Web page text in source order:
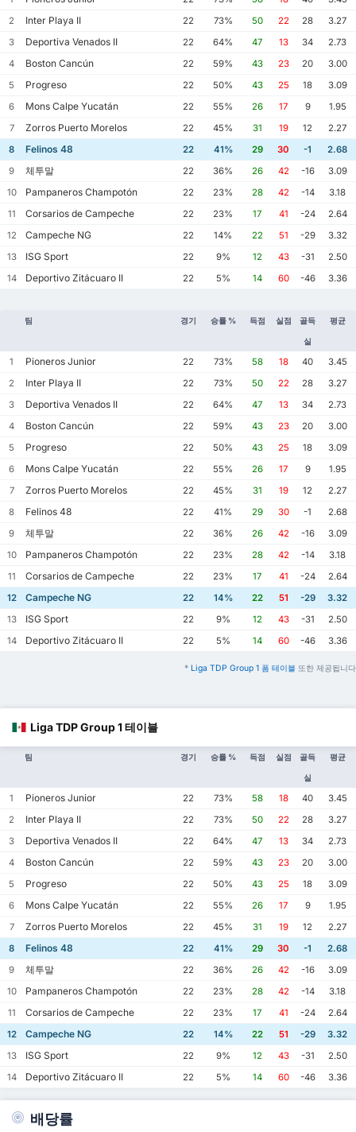
2
Inter Playa II 22 73% 50 22 28
3.27
3
Deportiva Venados II 22 64% 47 13 34
2.73
4
Boston Cancún 22 59% 43 23 20
3.00
5
Progreso 22 50% 43 25 18
3.09
6
Mons Calpe Yucatán 22 55% 26 17 9
1.95
7
Zorros Puerto Morelos 22 45% 31 19 12
2.27
8
Felinos 48 22 41% 29 30 -1
2.68
9
체투말 22 36% 26 42 -16
3.09
10
Pampaneros Champotón 22 23% 28 42 -14
3.18
11
Corsarios de Campeche 22 23% 17 41 -24
2.64
12
Campeche NG 22 14% 22 51 -29
3.32
13
ISG Sport 22 9% 12 43 -31
2.50
14
Deportivo Zitácuaro II 22 5% 14 60 -46 3.36
팀 경기 승률 % 득점 실점 골득
실
평균
1 Pioneros Junior 22 73% 58 18 40
3.45
2
Inter Playa II 22 73% 50 22 28
3.27
3
Deportiva Venados II 22 64% 47 13 34
2.73
4
Boston Cancún 22 59% 43 23 20
3.00
5
Progreso 22 50% 43 25 18
3.09
6
Mons Calpe Yucatán 22 55% 26 17 9
1.95
7
Zorros Puerto Morelos 22 45% 31 19 12
2.27
8
Felinos 48 22 41% 29 30 -1
2.68
9
체투말 22 36% 26 42 -16
3.09
10
Pampaneros Champotón 22 23% 28 42 -14
3.18
11
Corsarios de Campeche 22 23% 17 41 -24
2.64
12
Campeche NG 22 14% 22 51 -29
3.32
13
ISG Sport 22 9% 12 43 -31
2.50
14
Deportivo Zitácuaro II 22 5% 14 60 -46 3.36
* Liga TDP Group 1 폼 테이블 또한 제공됩니다
Liga TDP Group 1 테이블
팀 경기 승률 % 득점 실점 골득
실
평균
1 Pioneros Junior 22 73% 58 18 40
3.45
2
Inter Playa II 22 73% 50 22 28
3.27
3
Deportiva Venados II 22 64% 47 13 34
2.73
4
Boston Cancún 22 59% 43 23 20
3.00
5
Progreso 22 50% 43 25 18
3.09
6
Mons Calpe Yucatán 22 55% 26 17 9
1.95
7
Zorros Puerto Morelos 22 45% 31 19 12
2.27
8
Felinos 48 22 41% 29 30 -1
2.68
9
체투말 22 36% 26 42 -16
3.09
10
Pampaneros Champotón 22 23% 28 42 -14
3.18
11
Corsarios de Campeche 22 23% 17 41 -24
2.64
12
Campeche NG 22 14% 22 51 -29
3.32
13
ISG Sport 22 9% 12 43 -31
2.50
14
Deportivo Zitácuaro II 22 5% 14 60 -46 3.36
배당률